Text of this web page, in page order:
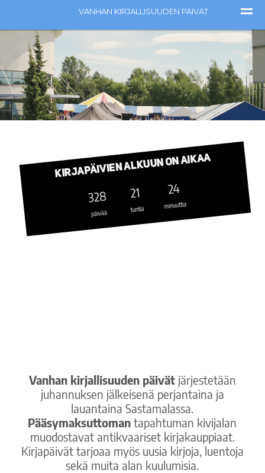
Videotoistin
Kirjapäivien alkuun on aikaa
328
päivää
21
tuntia
24
minuuttia
Vanhan kirjallisuuden päivätjärjestetään
juhannuksen jälkeisenä perjantaina ja
lauantaina Sastamalassa.
Pääsymaksuttoman tapahtuman kivijalan
muodostavat antikvaariset kirjakauppiaat.
Kirjapäivät tarjoaa myös uusia kirjoja, luentoja
sekä muita alan kuulumisia.